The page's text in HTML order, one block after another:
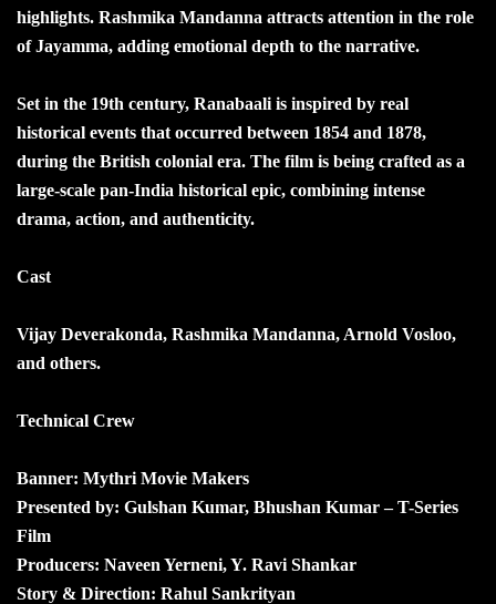
highlights. Rashmika Mandanna attracts attention in the role
of Jayamma, adding emotional depth to the narrative.
Set in the 19th century, Ranabaali is inspired by real
historical events that occurred between 1854 and 1878,
during the British colonial era. The film is being crafted as a
large-scale pan-India historical epic, combining intense
drama, action, and authenticity.
Cast
Vijay Deverakonda, Rashmika Mandanna, Arnold Vosloo,
and others.
Technical Crew
Banner: Mythri Movie Makers
Presented by: Gulshan Kumar, Bhushan Kumar – T-Series
Film
Producers: Naveen Yerneni, Y. Ravi Shankar
Story & Direction: Rahul Sankrityan